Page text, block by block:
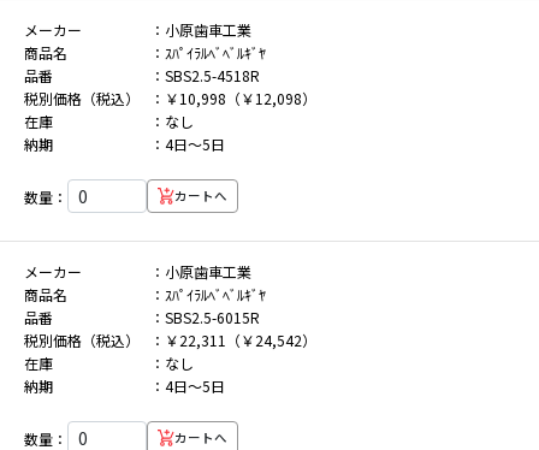
メーカー
小原歯車工業
商品名
ｽﾊﾟｲﾗﾙﾍﾞﾍﾞﾙｷﾞﾔ
品番
SBS2.5-4518R
税別価格（税込）
￥10,998（￥12,098）
在庫
なし
納期
4日～5日
数量： カートへ
メーカー
小原歯車工業
商品名
ｽﾊﾟｲﾗﾙﾍﾞﾍﾞﾙｷﾞﾔ
品番
SBS2.5-6015R
税別価格（税込）
￥22,311（￥24,542）
在庫
なし
納期
4日～5日
数量： カートへ